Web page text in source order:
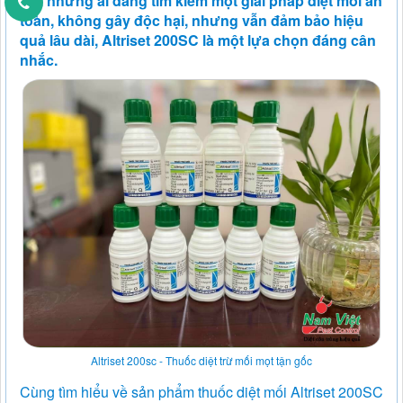
toàn, không gây độc hại, nhưng vẫn đảm bảo hiệu
quả lâu dài, Altriset 200SC là một lựa chọn đáng cân
nhắc.
Altriset 200sc - Thuốc diệt trừ mối mọt tận gốc
Cùng tìm hiểu về sản phẩm thuốc diệt mối Altriset 200SC